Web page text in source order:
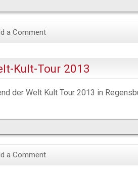
a Comment
Kult-Tour 2013
der Welt Kult Tour 2013 in
a Comment